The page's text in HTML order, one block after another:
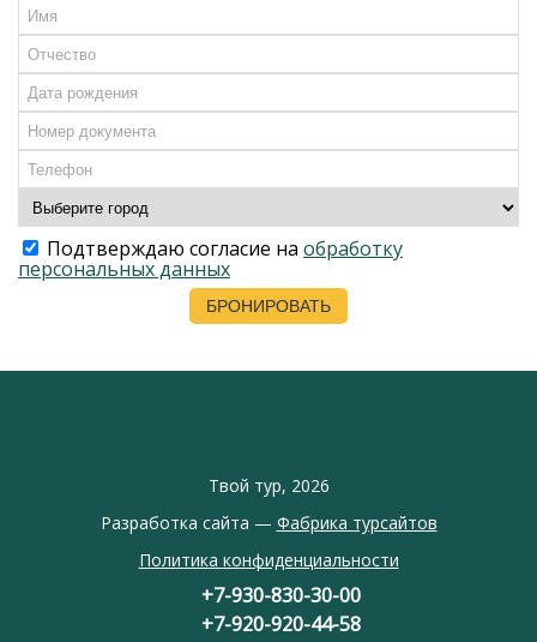
Подтверждаю согласие на обработку
персональных данных
Твой тур, 2026
Разработка сайта — Фабрика турсайтов
Политика конфиденциальности
+7-930-830-30-00
+7-920-920-44-58